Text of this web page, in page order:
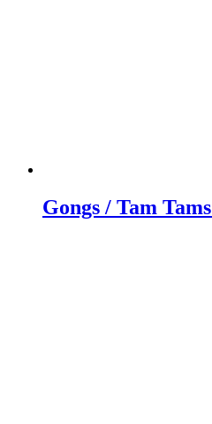
Gongs / Tam Tams